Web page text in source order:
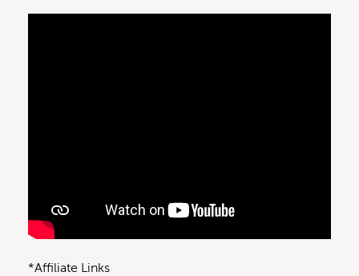
*Affiliate Links